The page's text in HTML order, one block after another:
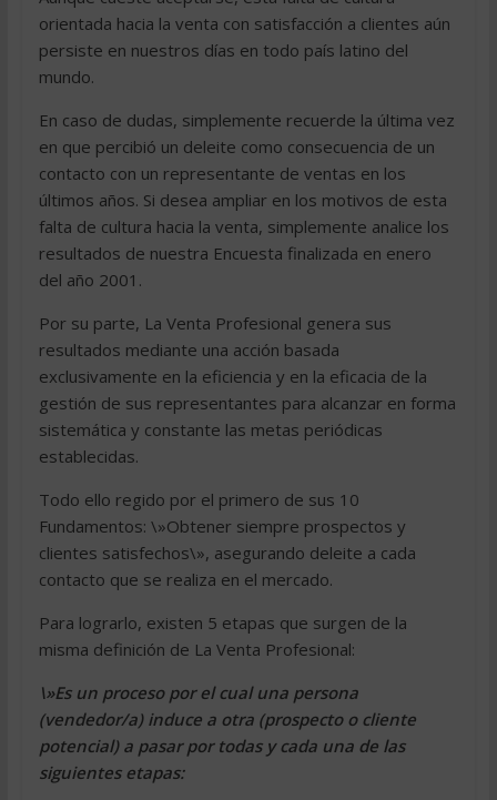
orientada hacia la venta con satisfacción a clientes aún
persiste en nuestros días en todo país latino del
mundo.
En caso de dudas, simplemente recuerde la última vez
en que percibió un deleite como consecuencia de un
contacto con un representante de ventas en los
últimos años. Si desea ampliar en los motivos de esta
falta de cultura hacia la venta, simplemente analice los
resultados de nuestra Encuesta finalizada en enero
del año 2001.
Por su parte, La Venta Profesional genera sus
resultados mediante una acción basada
exclusivamente en la eficiencia y en la eficacia de la
gestión de sus representantes para alcanzar en forma
sistemática y constante las metas periódicas
establecidas.
Todo ello regido por el primero de sus 10
Fundamentos: \»Obtener siempre prospectos y
clientes satisfechos\», asegurando deleite a cada
contacto que se realiza en el mercado.
Para lograrlo, existen 5 etapas que surgen de la
misma definición de La Venta Profesional:
\»Es un proceso por el cual una persona
(vendedor/a) induce a otra (prospecto o cliente
potencial) a pasar por todas y cada una de las
siguientes etapas: